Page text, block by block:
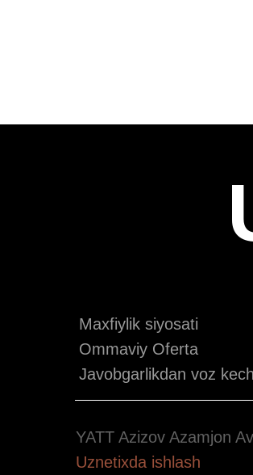
Maxfiylik siyosati
Ommaviy Oferta
YATT Azizov Azamjon
Uznetixda ishlash
Javobgarlikdan voz